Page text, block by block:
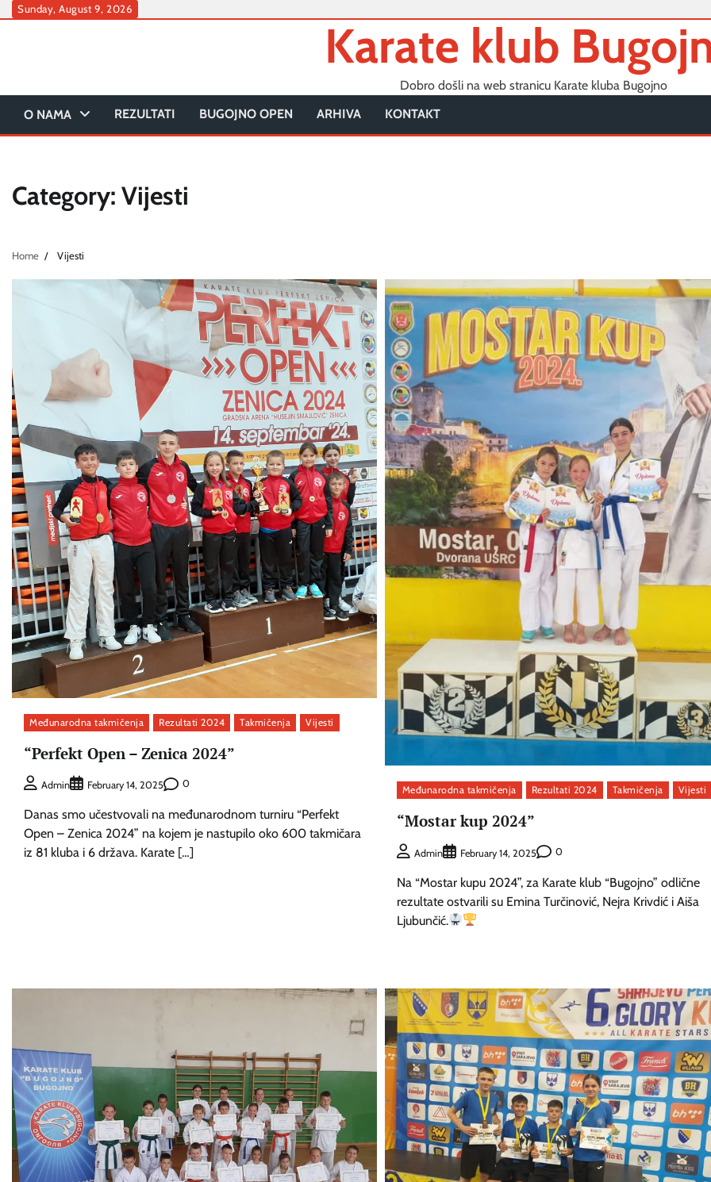
SkipSunday, August 9, 2026
Karate klub
Dobro došli na web stranicu Karate kluba Bugojno
O NAMA
REZULTATI BUGOJNO OPEN ARHIVA KONTAKT
Category: Vijesti
Home Vijesti
Međunarodna takmičenja Rezultati 2024 Takmičenja Vijesti
“Perfekt Open – Zenica 2024”
Admin February 14, 2025 0
Danas smo učestvovali na međunarodnom turniru “Perfekt
Open – Zenica 2024” na kojem je nastupilo oko 600 takmičara
iz 81 kluba i 6 država. Karate […]
Međunarodna takmičenja Rezultati 2024 Takmičenja Vijesti
“Mostar kup 2024”
Admin February 14, 2025 0
Na “Mostar kupu 2024”, za Karate klub “Bugojno” odlične
rezultate ostvarili su Emina Turčinović, Nejra Krivdić i Aiša
Ljubunčić.